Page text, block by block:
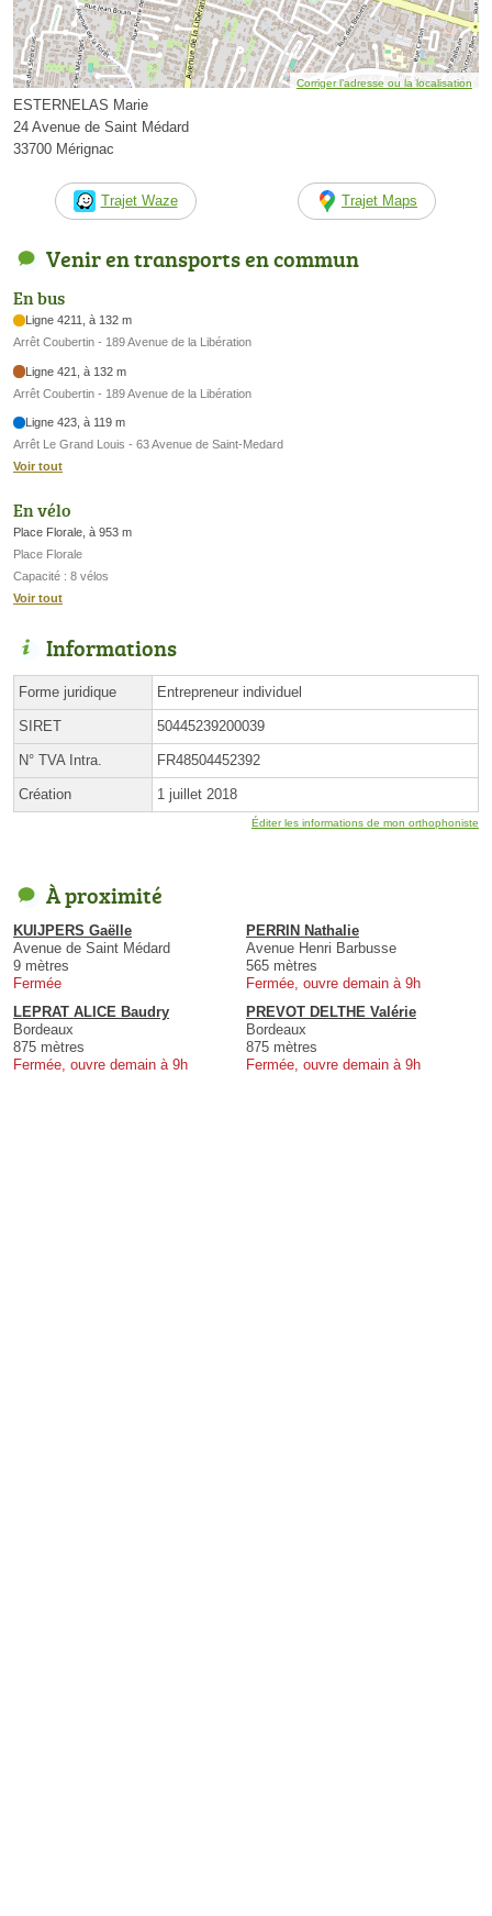
Corriger l’adresse ou la localisation
ESTERNELAS Marie
24 Avenue de Saint Médard
33700 Mérignac
Trajet Waze Trajet Maps
Venir en transports en commun
En bus
Ligne 4211, à 132 m
Arrêt Coubertin - 189 Avenue de la Libération
Ligne 421, à 132 m
Arrêt Coubertin - 189 Avenue de la Libération
Ligne 423, à 119 m
Arrêt Le Grand Louis - 63 Avenue de Saint-Medard
Voir tout
En vélo
Place Florale, à 953 m
Place Florale
Capacité : 8 vélos
Voir tout
Informations
Forme juridique Entrepreneur individuel
SIRET 50445239200039
N° TVA Intra. FR48504452392
Création 1 juillet 2018
Éditer les informations de mon orthophoniste
À proximité
KUIJPERS Gaëlle
Avenue de Saint Médard
9 mètres
Fermée
PERRIN Nathalie
Avenue Henri Barbusse
565 mètres
Fermée, ouvre demain à 9h
LEPRAT ALICE Baudry
Bordeaux
875 mètres
Fermée, ouvre demain à 9h
PREVOT DELTHE Valérie
Bordeaux
875 mètres
Fermée, ouvre demain à 9h